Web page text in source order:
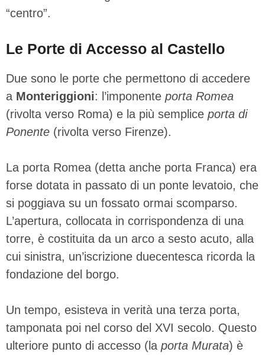
“centro”.
Le Porte di Accesso al Castello
Due sono le porte che permettono di accedere
a Monteriggioni: l’imponente porta Romea
(rivolta verso Roma) e la più semplice porta di
Ponente (rivolta verso Firenze).
La porta Romea (detta anche porta Franca) era
forse dotata in passato di un ponte levatoio, che
si poggiava su un fossato ormai scomparso.
L’apertura, collocata in corrispondenza di una
torre, è costituita da un arco a sesto acuto, alla
cui sinistra, un’iscrizione duecentesca ricorda la
fondazione del borgo.
Un tempo, esisteva in verità una terza porta,
tamponata poi nel corso del XVI secolo. Questo
ulteriore punto di accesso (la porta Murata) è